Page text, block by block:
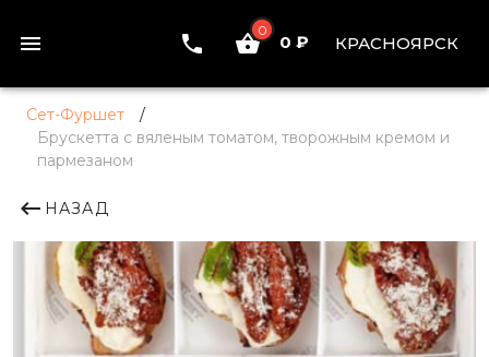
0
0 ₽ КРАСНОЯРСК
Сет-Фуршет
/
Брускетта с вяленым томатом, творожным кремом и
пармезаном
НАЗАД